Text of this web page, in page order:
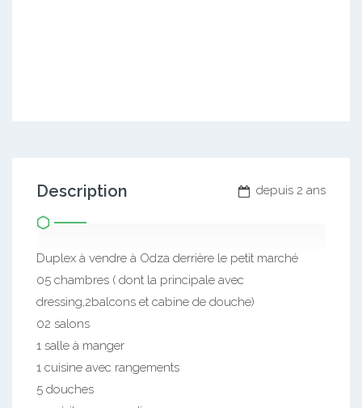
depuis 2 ans
Description
Duplex à vendre à Odza derrière le petit marché
05 chambres ( dont la principale avec
dressing,2balcons et cabine de douche)
02 salons
1 salle à manger
1 cuisine avec rangements
5 douches